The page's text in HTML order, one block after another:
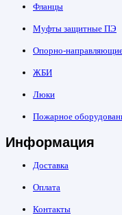
Фланцы
Муфты защитные ПЭ
Опорно-
ЖБИ
Люки
Пожарное
Информация
Доставка
Оплата
Контакты